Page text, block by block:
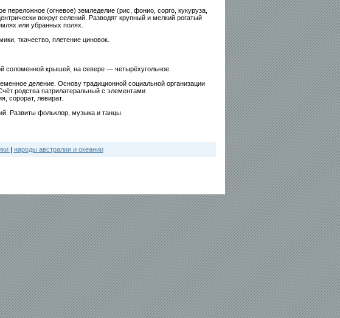
переложное (огневое) земледелие (рис, фонио, сорго, кукуруза,
вокруг селений. Разводят крупный и мелкий рогатый
или убранных полях.
ткачество, плетение циновок.
соломенной крышей, на севере — четырёхугольное.
деление. Основу традиционной социальной организации
родства патрилатеральный с элементами
сорорат, левират.
Развиты фольклор, музыка и танцы.
| народы австралии и океании